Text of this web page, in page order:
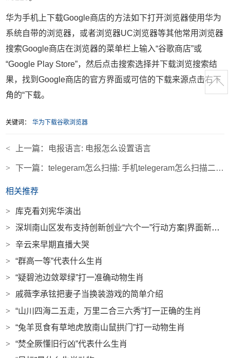
华为手机上下载Google商店的方法如下打开浏览器使用华为
系统自带的浏览器，或者浏览器UC浏览器等其他常用浏览器
搜索Google商店在浏览器的菜单栏上输入“谷歌商店”或
“Google Play Store”，然后点击搜索选择并下载浏览搜索结
果，找到Google商店的官方界面或可信的下载来源点击右下
角的“下载。
关键词： 华为下载谷歌浏览器
< 上一篇： 电报语言: 电报怎么设置语言
> 下一篇：telegeram怎么扫描: 手机telegeram怎么扫描二维码
相关推荐
>
库克看刘宪华演出
>
深圳南山区发布支持创新创业“六个一”行动方案|界面新闻 · 快讯
>
辛云来早期直播大哭
>
“群高一等”代表什么生肖
>
“疑碧池边敛翠绿”打一准确动物生肖
>
戚薇李承铉把妻子当换装游戏的简单介绍
>
“山川四海二五走，万里二合三六秀”打一正确的生肖
>
“兔羊觅食有草地虎放南山鼠拱门”打一动物生肖
>
“焚全厥懂旧行凶”代表什么生肖